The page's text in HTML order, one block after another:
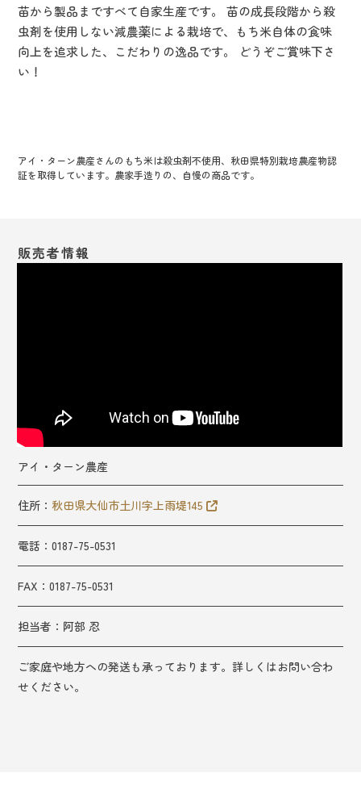
苗から製品まですべて自家生産です。 苗の成長段階から殺
虫剤を使用しない減農薬による栽培で、もち米自体の食味
向上を追求した、こだわりの逸品です。 どうぞご賞味下さ
い！
アイ・ターン農産さんのもち米は殺虫剤不使用、秋田県特別栽培農産物認
証を取得しています。農家手造りの、自慢の商品です。
販売者情報
アイ・ターン農産
住所：秋田県大仙市土川字上雨堤145
電話：0187-75-0531
FAX：0187-75-0531
担当者： 阿部 忍
ご家庭や地方への発送も承っております。詳しくはお問い合わ
せください。